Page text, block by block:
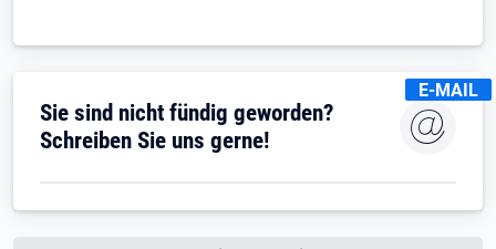
Sie sind nicht fündig geworden?
Schreiben Sie uns gerne!
E-MAIL